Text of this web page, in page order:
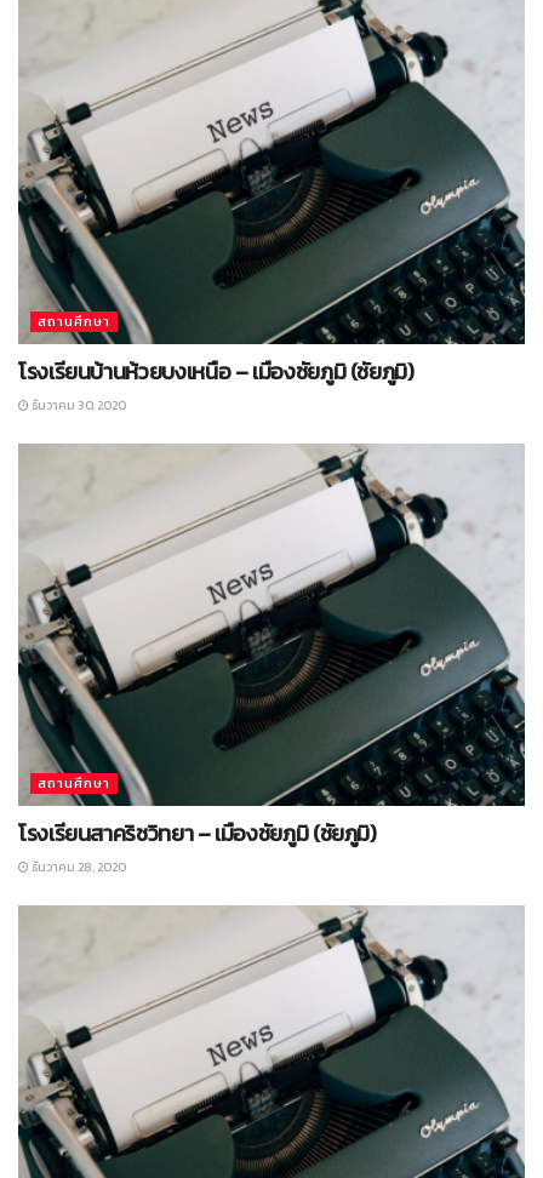
สถานศึกษา
โรงเรียนบ้านห้วยบงเหนือ – เมืองชัยภูมิ (ชัยภูมิ)
ธันวาคม 30, 2020
สถานศึกษา
โรงเรียนสาคริชวิทยา – เมืองชัยภูมิ (ชัยภูมิ)
ธันวาคม 28, 2020